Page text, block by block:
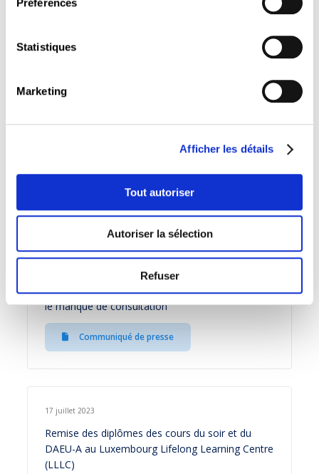
Statistiques
Marketing
Afficher les détails
Tout autoriser
Autoriser la sélection
Refuser
formation professionnelle initiale
chambres professionnelles soulignent les
incohérences du projet de règlement grand-ducal
et
le manque de consultation
Communiqué de presse
17 juillet 2023
Remise des diplômes des cours du soir et du
DAEU-A au Luxembourg Lifelong Learning Centre
(LLLC)